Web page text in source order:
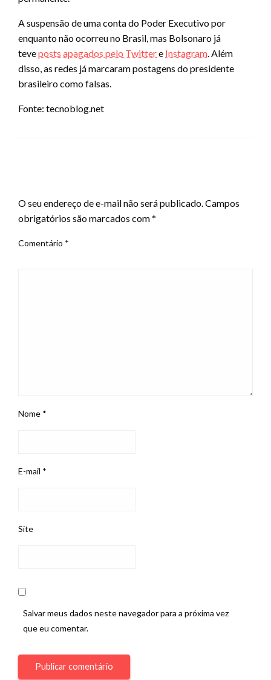
A suspensão de uma conta do Poder Executivo por
enquanto não ocorreu no Brasil, mas Bolsonaro já
teveposts apagados pelo Twittere Instagram. Além
disso, as redes já marcaram postagens do presidente
brasileiro como falsas.
Fonte: tecnoblog.net
O seu endereço de e-mail não será publicado.Campos
obrigatórios são marcados com*
Comentário *
Nome *
E-mail *
Site
Salvar meus dados neste navegador para a próxima vez
que eu comentar.